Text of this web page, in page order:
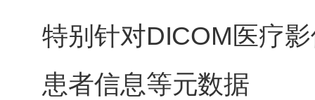
特别针对DICOM医疗
患者信息等元数据